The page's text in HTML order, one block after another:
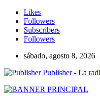
Likes
Followers
Subscribers
Followers
sábado, agosto 8, 2026
Publisher - La